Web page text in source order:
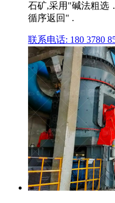
石矿,采用"碱法粗选
循序返回" .
联系电话: 180 3780